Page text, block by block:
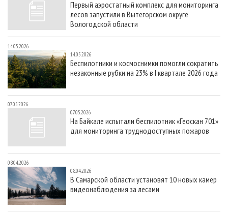
СУШКА ДРЕВЕСИНЫ
ПРОИЗВОДСТВО ДРЕВЕСНЫХ ПЛИТ
ДЕРЕВЯННОЕ ДОМОСТРОЕНИЕ
ПРОИЗВОДСТВО МЕБЕЛИ
БИОЭНЕРГЕТИКА
ЦБП
ИНСТРУМЕНТ И МАТЕРИАЛЫ
ПЕРСОНЫ
МОБИЛЬНЫЕ ВЫСТАВКИ
ПРИОРИТЕТНЫЕ ИНВЕСТПРОЕКТЫ
RUSSIAN FORESTRY REVIEW
ГАЗЕТА ЛЕСПРОМФОРУМ
БИБЛИОТЕКА СПЕЦИАЛИСТА
КОНТАКТЫ
РЕКЛАМА
РЕКЛАМА НА САЙТЕ
Первый аэростатный комплекс для мониторинга
лесов запустили в Вытегорском округе
Вологодской области
14.05.2026
14.05.2026
Беспилотники и космоснимки помогли сократить
незаконные рубки на 23% в I квартале 2026 года
07.05.2026
07.05.2026
На Байкале испытали беспилотник «Геоскан 701»
для мониторинга труднодоступных пожаров
08.04.2026
08.04.2026
В Самарской области установят 10 новых камер
видеонаблюдения за лесами